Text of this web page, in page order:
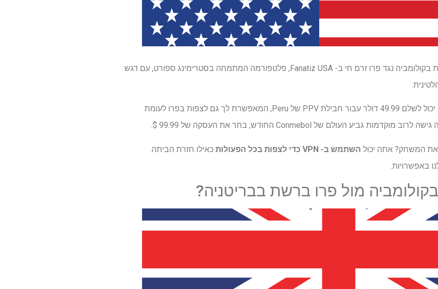
הצופים בארצות הברית יכולים לצפות בקולומביה נגד פרו זרם חי ב- Fanatiz USA, פלטפורמה המתמחה בסטרימינג ספורט, עם דגש
כדי לצפות בקולומביה מול פרו, אתה יכול לשלם 49.99 דולר עבור חבילת PPV של Peru, המאפשרת לך גם לצפות בפרו לעומת
המשחק? אתה יכול השתמש ב- VPN כדי לצפות בכל הפעולות
כאילו חזרת הביתה.
באפשרויות.
מול פרו ברשת בבריטניה?